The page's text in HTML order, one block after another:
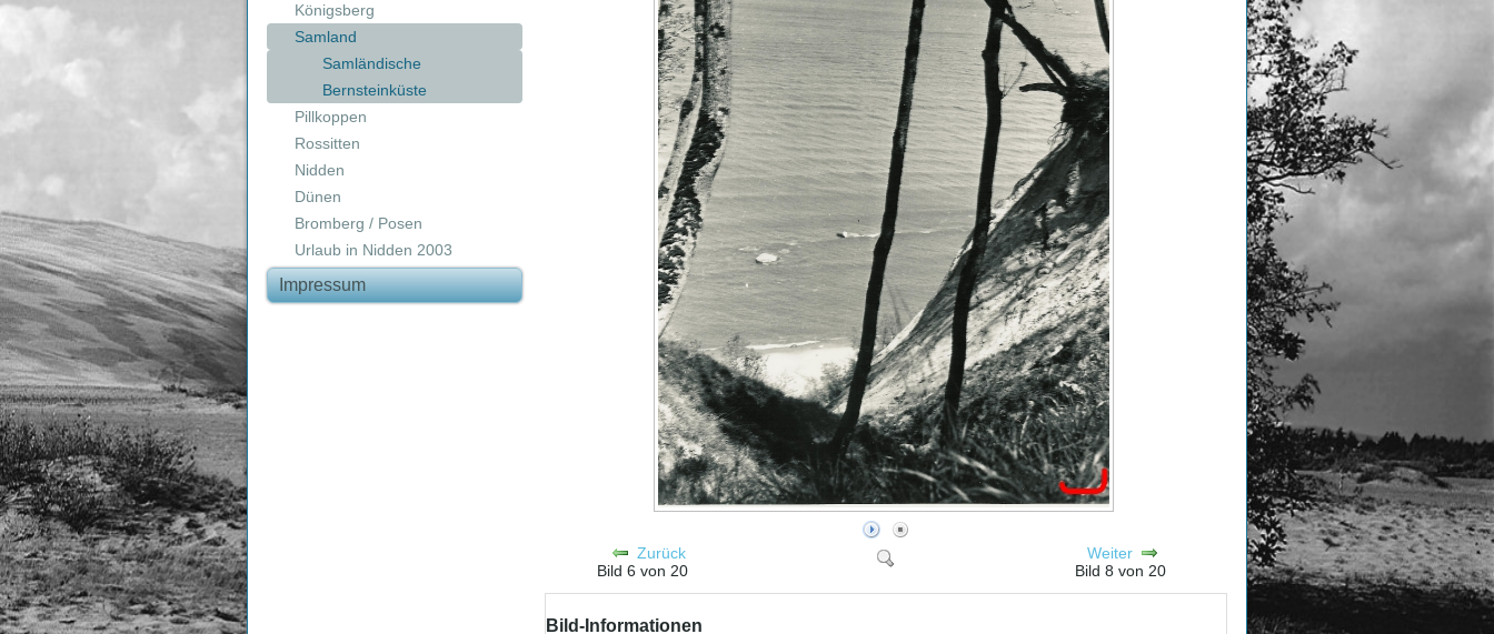
Königsberg
Samland
Samländische
Bernsteinküste
Pillkoppen
Rossitten
Nidden
Dünen
Bromberg / Posen
Urlaub in Nidden 2003
Impressum
Zurück
Bild 6 von 20
Weiter
Bild 8 von 20
Bild-Informationen